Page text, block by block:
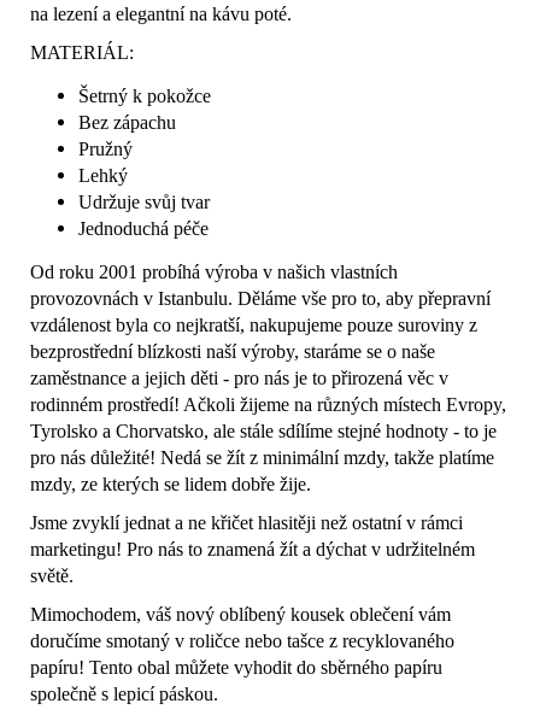
na lezení a elegantní na kávu poté.
MATERIÁL:
Šetrný k pokožce
Bez zápachu
Pružný
Lehký
Udržuje svůj tvar
Jednoduchá péče
Od roku 2001 probíhá výroba v našich vlastních
provozovnách v Istanbulu. Děláme vše pro to, aby přepravní
vzdálenost byla co nejkratší, nakupujeme pouze suroviny z
bezprostřední blízkosti naší výroby, staráme se o naše
zaměstnance a jejich děti - pro nás je to přirozená věc v
rodinném prostředí! Ačkoli žijeme na různých místech Evropy,
Tyrolsko a Chorvatsko, ale stále sdílíme stejné hodnoty - to je
pro nás důležité! Nedá se žít z minimální mzdy, takže platíme
mzdy, ze kterých se lidem dobře žije.
Jsme zvyklí jednat a ne křičet hlasitěji než ostatní v rámci
marketingu! Pro nás to znamená žít a dýchat v udržitelném
světě.
Mimochodem, váš nový oblíbený kousek oblečení vám
doručíme smotaný v roličce nebo tašce z recyklovaného
papíru! Tento obal můžete vyhodit do sběrného papíru
společně s lepicí páskou.